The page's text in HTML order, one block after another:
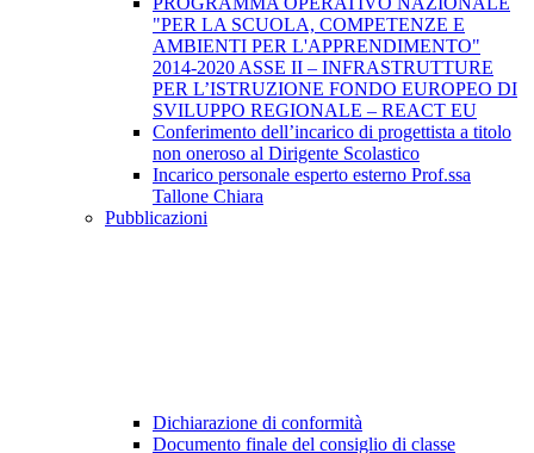
"PER LA SCUOLA, COMPETENZE E
AMBIENTI PER L'APPRENDIMENTO"
2014-2020 ASSE II – INFRASTRUTTURE
PER L’ISTRUZIONE FONDO EUROPEO DI
SVILUPPO REGIONALE – REACT EU
Conferimento dell’incarico di progettista a titolo
non oneroso al Dirigente Scolastico
Incarico personale esperto esterno Prof.ssa
Tallone Chiara
Pubblicazioni
Dichiarazione di conformità
Documento finale del consiglio di classe